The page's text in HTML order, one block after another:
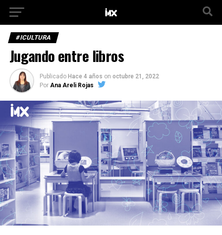
#ICULTURA
Jugando entre libros
Publicado Hace 4 años on octubre 21, 2022
Por Ana Areli Rojas